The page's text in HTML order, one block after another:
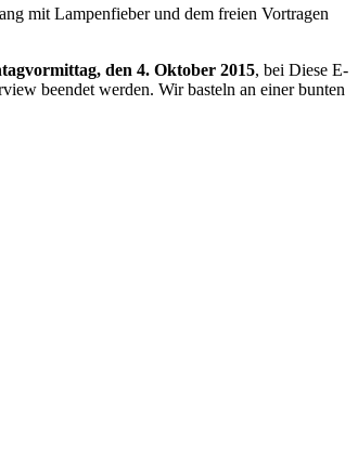
mit Lampenfieber und dem freien Vortragen
den 4. Oktober 2015, bei Diese E-
beendet werden. Wir basteln an einer bunten